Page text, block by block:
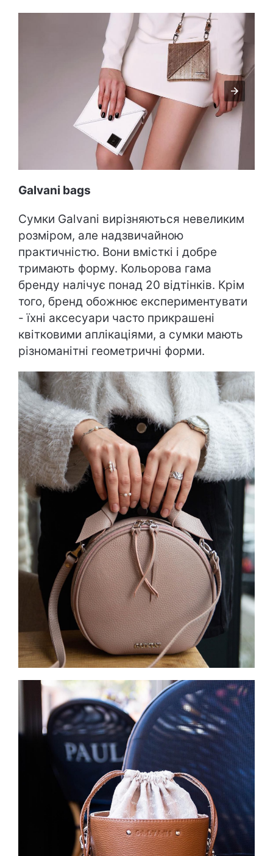
Galvani bags
Сумки Galvani вирізняються невеликим
розміром, але надзвичайною
практичністю. Вони вмісткі і добре
тримають форму. Кольорова гама
бренду налічує понад 20 відтінків. Крім
того, бренд обожнює експериментувати
- їхні аксесуари часто прикрашені
квітковими аплікаціями, а сумки мають
різноманітні геометричні форми.